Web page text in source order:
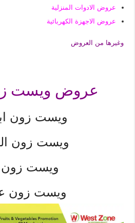
عروض الادوات المنزلية
عروض الاجهزة الكهربائية
وغيرها من العروض
عروض ويست زون
ويست زون
ويست زون
ويست زون
ويست زون